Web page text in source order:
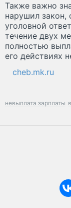
Также важно
нарушил
уголовной
течение двух
полностью
его действиях
cheb.mk.ru
невыплата зарплаты